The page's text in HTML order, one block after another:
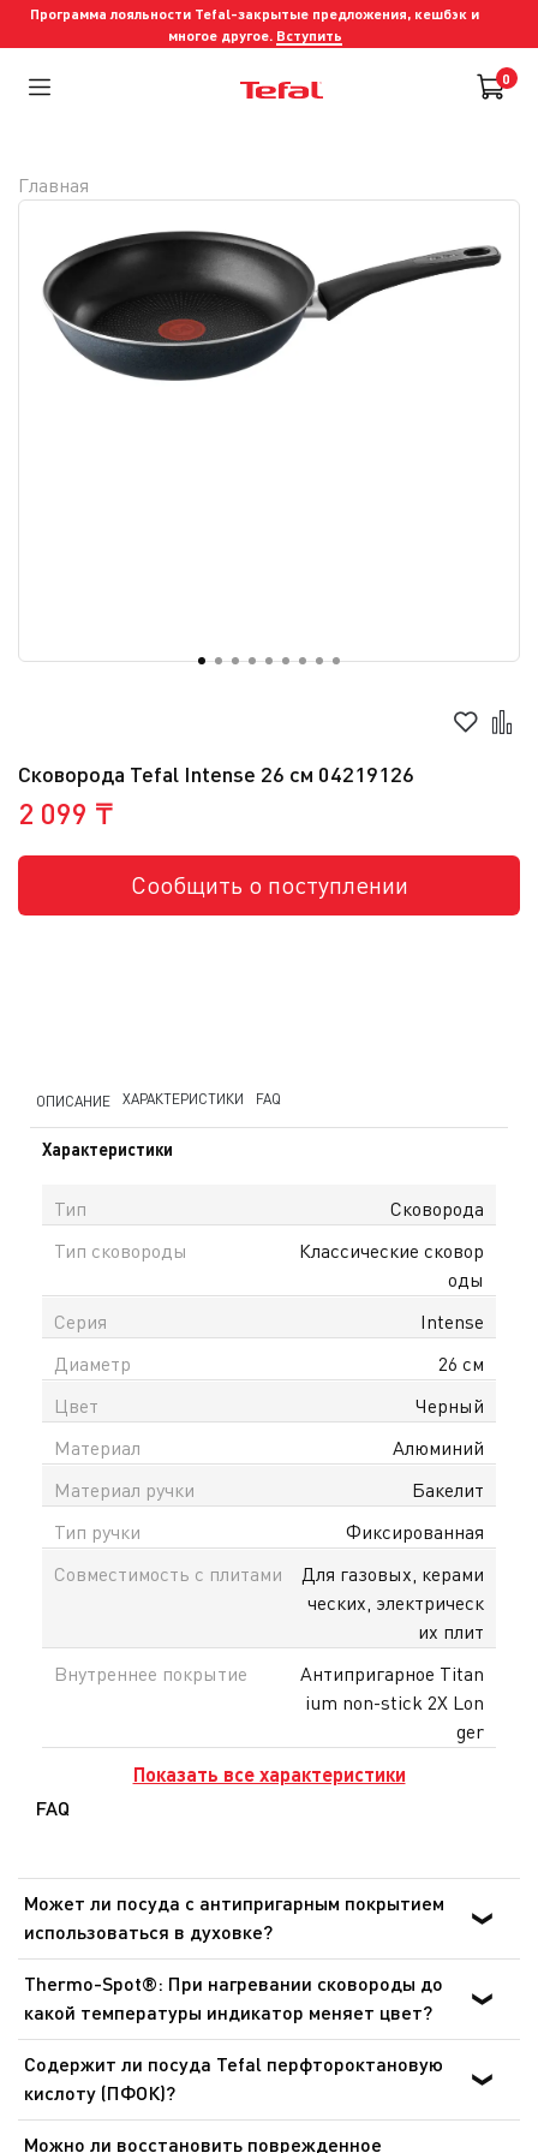
Программа лояльности Tefal-закрытые предложения, кешбэк и
многое другое. Вступить
0
Сковорода Tefal Intense 26 см 04219126
2 099 ₸
Сообщить о поступлении
Главная
ОПИСАНИЕ ХАРАКТЕРИСТИКИ FAQ
Характеристики
Тип
Сковорода
Тип сковороды
Классические сковор
оды
Серия
Intense
Диаметр
26 см
Цвет
Черный
Материал
Алюминий
Материал ручки
Бакелит
Тип ручки
Фиксированная
Совместимость с плитами
Для газовых, керами
ческих, электрическ
их плит
Внутреннее покрытие
Антипригарное Titan
ium non-stick 2X Lon
ger
Показать все характеристики
FAQ
Может ли посуда с антипригарным покрытием
использоваться в духовке?
Для приготовления пищи в духовке могут
использоваться только сковороды, ковши и сотейники
линейки Ingenio со съемными ручками, при этом
съемные ручки должны быть предварительно сняты.
Посуда никогда не должна использоваться в
микроволновых печах и аэрогрилях.
Thermo-Spot®: При нагревании сковороды до
какой температуры индикатор меняет цвет?
Сковороды: от 140 °C до 195 °C. Сковороды для блинов:
от 165 °C до 240 °C. Это оптимальная температура для
обжарки и готовки. Данный индикатор позволяет
готовить более здоровую пищу при идеальной
Содержит ли посуда Tefal перфтороктановую
кислоту (ПФОК)?
Нет. Посуда Tefal с антипригарным покрытием не
Можно ли восстановить поврежденное